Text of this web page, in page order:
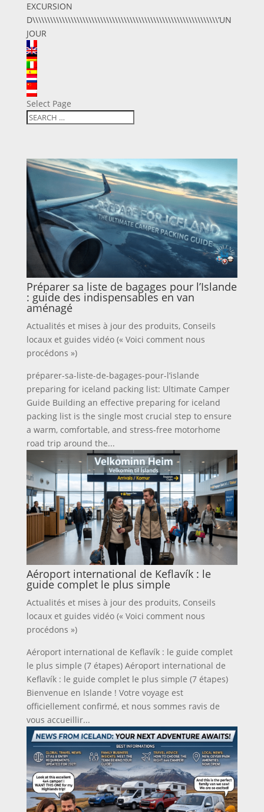
EXCURSION
D\\\\\\\\\\\\\\\\\\\\\\\\\\\\\\\\\\\\\\\\\\\\\\\\\\\\\\\\\\\\\\\’UN
JOUR
Select Page
Préparer sa liste de bagages pour l’Islande
: guide des indispensables en van
aménagé
Actualités et mises à jour des produits, Conseils
locaux et guides vidéo (« Voici comment nous
procédons »)
préparer-sa-liste-de-bagages-pour-l’islande
preparing for iceland packing list: Ultimate Camper
Guide Building an effective preparing for iceland
packing list is the single most crucial step to ensure
a warm, comfortable, and stress-free motorhome
road trip around the...
Aéroport international de Keflavík : le
guide complet le plus simple
Actualités et mises à jour des produits, Conseils
locaux et guides vidéo (« Voici comment nous
procédons »)
Aéroport international de Keflavík : le guide complet
le plus simple (7 étapes) Aéroport international de
Keflavík : le guide complet le plus simple (7 étapes)
Bienvenue en Islande ! Votre voyage est
officiellement confirmé, et nous sommes ravis de
vous accueillir...